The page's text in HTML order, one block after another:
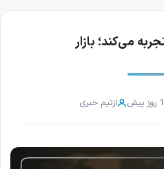
می‌کند؛ بازار
1 روز پیش ازتیم خبری